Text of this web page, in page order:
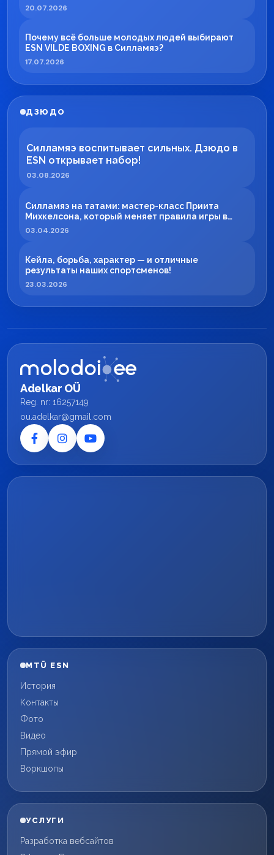
20.07.2026
Почему всё больше молодых людей выбирают
ESN VILDE BOXING в Силламяэ?
17.07.2026
ДЗЮДО
Силламяэ воспитывает сильных. Дзюдо в
ESN открывает набор!
03.08.2026
Силламяэ на татами: мастер-класс Приита
Михкелсона, который меняет правила игры в
регионе
03.04.2026
Кейла, борьба, характер — и отличные
результаты наших спортсменов!
23.03.2026
Adelkar OÜ
Reg. nr: 16257149
ou.adelkar@gmail.com
MTÜ ESN
История
Контакты
Фото
Видео
Прямой эфир
Воркшопы
УСЛУГИ
Разработка вебсайтов